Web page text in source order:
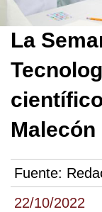
22/10/2022
La
Fuente: